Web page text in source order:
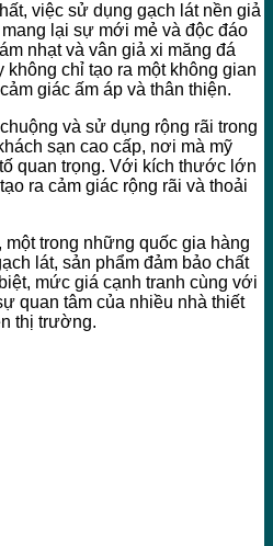
việc sử dụng gạch lát nền giả
lại sự mới mẻ và độc đáo
nhạt và vân giả xi măng đá
chỉ tạo ra một không gian
giác ấm áp và thân thiện.
và sử dụng rộng rãi trong
sạn cao cấp, nơi mà mỹ
quan trọng. Với kích thước lớn
ra cảm giác rộng rãi và thoải
trong những quốc gia hàng
lát, sản phẩm đảm bảo chất
mức giá cạnh tranh cùng với
quan tâm của nhiều nhà thiết
thị trường.